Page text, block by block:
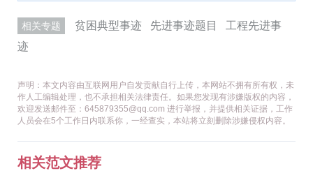
相关专题 贫困典型事迹 先进事迹题目
工程先进事
迹
声明：本文内容由互联网用户自发贡献自行上传，本网站不拥有所有权，未
作人工编辑处理，也不承担相关法律责任。如果您发现有涉嫌版权的内容，
欢迎发送邮件至：645879355@qq.com 进行举报，并提供相关证据，工作
人员会在5个工作日内联系你，一经查实，本站将立刻删除涉嫌侵权内容。
相关范文推荐